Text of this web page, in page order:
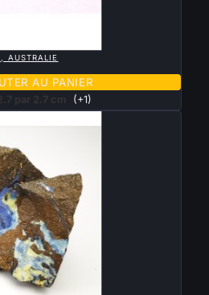
AUSTRALIE
AU PANIER
par 2.7 cm (+1)